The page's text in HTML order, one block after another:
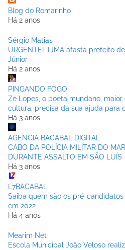
Blog do Romarinho
Há 2 anos
Sérgio Matias
URGENTE! TJMA afasta prefeito
Júnior
Há 2 anos
PINGANDO FOGO
Zé Lopes, o poeta mundano, maior
cultura, precisa da sua ajuda para
Há 3 anos
AGENCIA BACABAL DIGITAL
CABO DA POLÍCIA MILITAR DO
DURANTE ASSALTO EM SÃO LUÍS
Há 3 anos
L7BACABAL
Saiba quem são os pré-
em 2022
Há 4 anos
Mearim Net
Escola Municipal João Veloso